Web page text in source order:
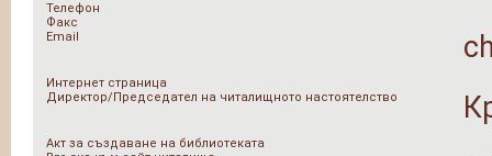
Телефон
Факс
Email
Интернет страница
Директор/Председател на читалищното настоятелство
Акт за създаване на библиотеката